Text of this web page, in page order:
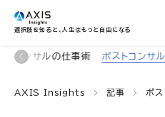
選択肢を知ると、人生はもっと自由になる
コンサルの仕事術 ポストコンサル
AXIS Insights 記事 ポス